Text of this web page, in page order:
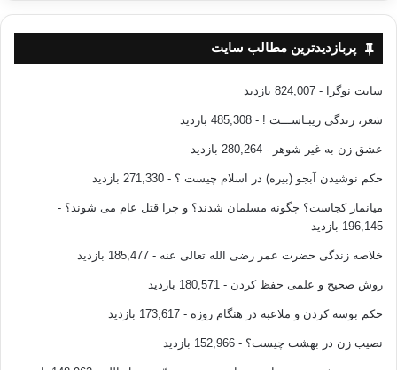
پربازدیدترین مطالب سایت
سایت نوگرا - 824,007 بازدید
شعر، زندگی زیبـاســـت ! - 485,308 بازدید
عشق زن به غیر شوهر - 280,264 بازدید
حکم نوشیدن آبجو (بیره) در اسلام چیست ؟ - 271,330 بازدید
میانمار کجاست؟ چگونه مسلمان شدند؟ و چرا قتل عام می شوند؟ -
196,145 بازدید
خلاصه زندگی حضرت عمر رضی الله تعالی عنه - 185,477 بازدید
روش صحیح و علمی حفظ کردن - 180,571 بازدید
حکم بوسه کردن و ملاعبه در هنگام روزه - 173,617 بازدید
نصیب زن در بهشت چیست؟ - 152,966 بازدید